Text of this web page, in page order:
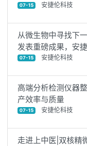
07-15 安捷伦科技
从微生物中寻找下
发表重磅成果，安
07-15 安捷伦科技
高端分析检测仪器
产效率与质量
07-15 安捷伦科技
走进上中医|双核精